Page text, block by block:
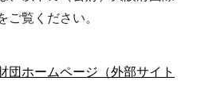
ご覧ください。
団ホームページ（外部サイト